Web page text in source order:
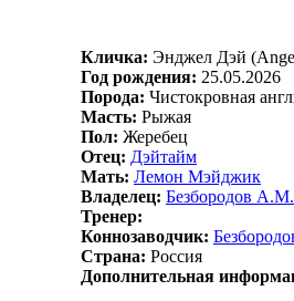
Кличка: Энджел Дэй
Год рождения: 25.05.2026
Порода: Чистокровная
Масть: Рыжая
Пол: Жеребец
Отец: Дэйтайм
Мать: Лемoн Мэйджик
Владелец: Безбopoдoв А.M.
Тренер:
Коннозаводчик:
Страна: Россия
Дополнительная